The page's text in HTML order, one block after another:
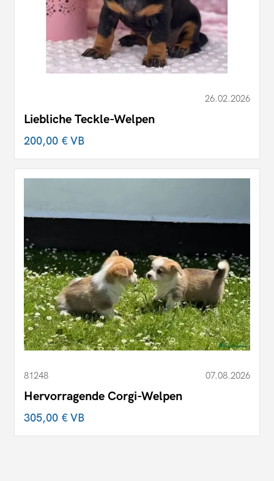
26.02.2026
Liebliche Teckle-Welpen
200,00 €VB
81248 07.08.2026
Hervorragende Corgi-Welpen
305,00 €VB